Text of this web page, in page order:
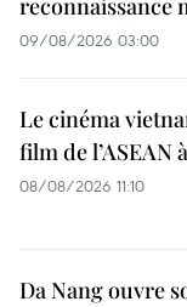
reconnaissance
09/08/2026 03:00
Le cinéma
film de l’ASEAN
08/08/2026 11:10
Da Nang ouvre